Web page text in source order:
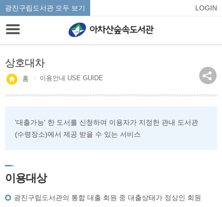
광진구립도서관 모두 보기 LOGIN
상호대차
홈 이용안내 USE GUIDE
'대출가능' 한 도서를 신청하여 이용자가 지정한 관내 도서관
(수령장소)에서 제공 받을 수 있는 서비스
이용대상
광진구립도서관의 통합 대출 회원 중 대출상태가 정상인 회원